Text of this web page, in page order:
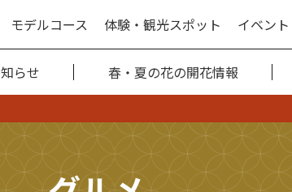
モデルコース 体験・観光スポット イベント
らせ 春・夏の花の開花情報